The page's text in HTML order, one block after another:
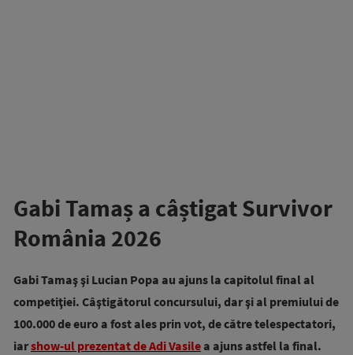
Gabi Tamaș a câștigat Survivor
România 2026
Gabi Tamaş şi Lucian Popa au ajuns la capitolul final al
competiţiei. Câştigătorul concursului, dar şi al premiului de
100.000 de euro a fost ales prin vot, de către telespectatori,
iarshow-ul prezentat de Adi Vasile a ajuns astfel la final.